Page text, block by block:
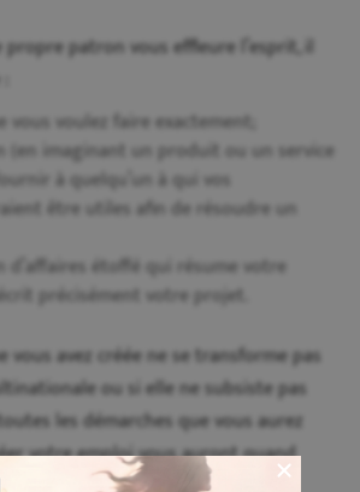
propre patron vous effleure l’esprit, il
vous voulez faire exactement;
(en imaginant un produit ou un service
à quelqu’un à qui vos
être utiles afin de résoudre un
étoffé qui résume votre
précisément votre projet.
vous avez créée ne se transforme pas
ou si elle ne subsiste pas
les démarches que vous aurez
votre emploi vous auront quand